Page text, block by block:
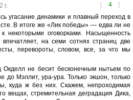
[ 4 ]
г.
угасание динамики и плавный переход в
В итоге же «Лик победы» — едва ли не
некоторыми оговорками. Насыщенность
впечатляет, на семи сотнях страниц две
перевороты, словом, все, за что мы
Окделл не бесит бесконечным нытьем по
до Мэллит, ура-ура. Только экшон, только
куда ж без них. Скажем, непроходимая
вещах, стремительная деградация Дика,